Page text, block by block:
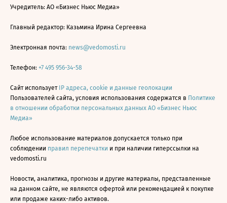
Учредитель: АО «Бизнес Ньюс Медиа»
Главный редактор: Казьмина Ирина Сергеевна
Электронная почта: news@vedomosti.ru
Телефон: +7 495 956-34-58
Сайт использует IP адреса, cookie и данные геолокации
Пользователей сайта, условия использования содержатся в Политике
в отношении обработки персональных данных АО «Бизнес Ньюс
Медиа»
Любое использование материалов допускается только при
соблюдении правил перепечатки и при наличии гиперссылки на
vedomosti.ru
Новости, аналитика, прогнозы и другие материалы, представленные
на данном сайте, не являются офертой или рекомендацией к покупке
или продаже каких-либо активов.